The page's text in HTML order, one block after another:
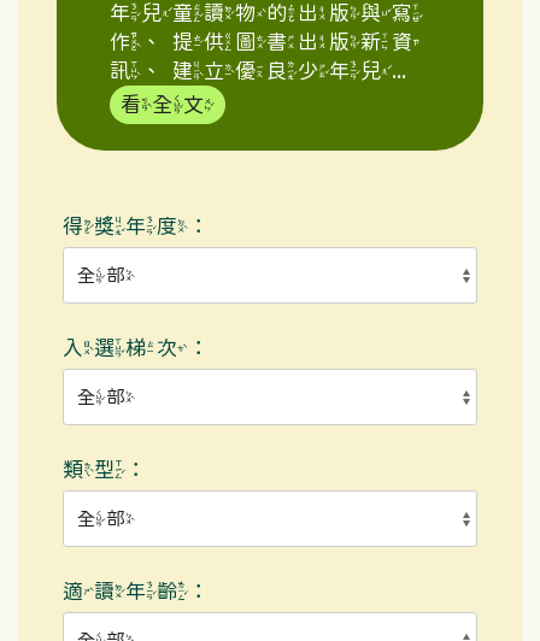
年兒童讀物的出版與寫
作、提供圖書出版新資
訊、建立優良少年兒...
看全文
得獎年度：
入選梯次：
類型：
適讀年齡：